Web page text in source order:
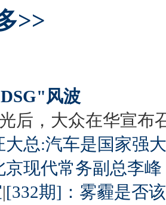
>>
风波
后，大众在华宣布
大总:汽车是国家强
京现代常务副总李峰
|[332期]：雾霾是否